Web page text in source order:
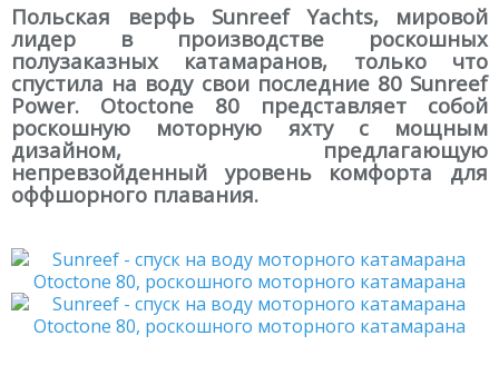
Польская верфь Sunreef Yachts, мировой
лидер в производстве роскошных
полузаказных катамаранов, только что
спустила на воду свои последние 80 Sunreef
Power. Otoctone 80 представляет собой
роскошную моторную яхту с мощным
дизайном, предлагающую
непревзойденный уровень комфорта для
оффшорного плавания.